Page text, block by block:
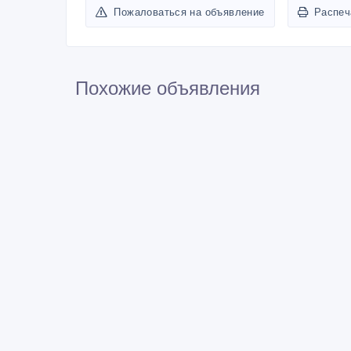
Пожаловаться на объявление
Похожие объявления